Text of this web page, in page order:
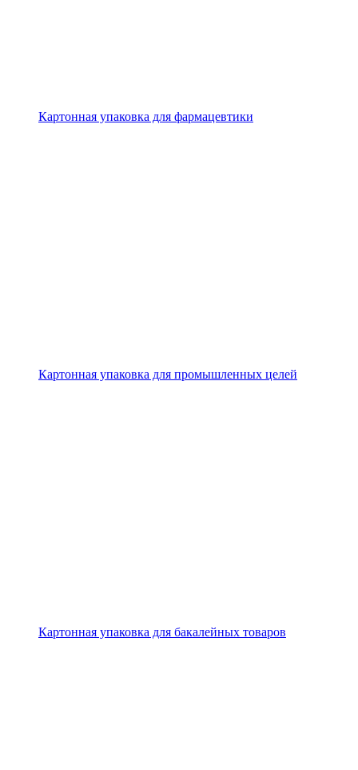
Картонная упаковка для фармацевтики
Картонная упаковка для промышленных целей
Картонная упаковка для бакалейных товаров